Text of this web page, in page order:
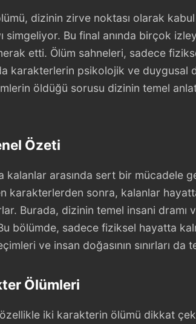
dizinin zirve noktası olarak
simgeliyor. Bu final anında birçok
etti. Ölüm sahneleri, sadece
karakterlerin psikolojik ve duygusal
öldüğü sorusu dizinin temel
Özeti
kalanlar arasında sert bir mücadele
karakterlerden sonra, kalanlar
Burada, dizinin temel insani dramı
bölümde, sadece fiziksel hayatta
ve insan doğasının sınırları da
Ölümleri
iki karakterin ölümü dikkat